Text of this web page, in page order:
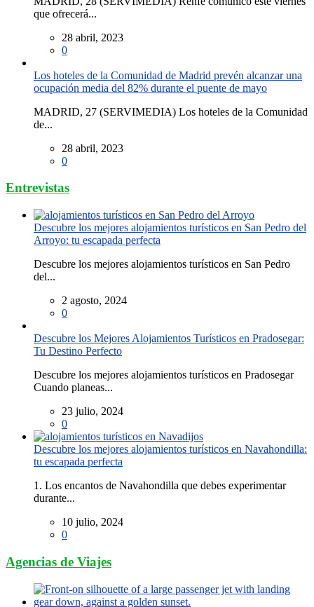
que ofrecerá...
28 abril, 2023
0
Los hoteles de la Comunidad de Madrid prevén alcanzar una
ocupación media del 82% durante el puente de mayo
MADRID, 27 (SERVIMEDIA) Los hoteles de la Comunidad
de...
28 abril, 2023
0
Entrevistas
Descubre los mejores alojamientos turísticos en San Pedro del
Arroyo: tu escapada perfecta
Descubre los mejores alojamientos turísticos en San Pedro
del...
2 agosto, 2024
0
Descubre los Mejores Alojamientos Turísticos en Pradosegar:
Tu Destino Perfecto
Descubre los mejores alojamientos turísticos en Pradosegar
Cuando planeas...
23 julio, 2024
0
Descubre los mejores alojamientos turísticos en Navahondilla:
tu escapada perfecta
1. Los encantos de Navahondilla que debes experimentar
durante...
10 julio, 2024
0
Agencias de Viajes